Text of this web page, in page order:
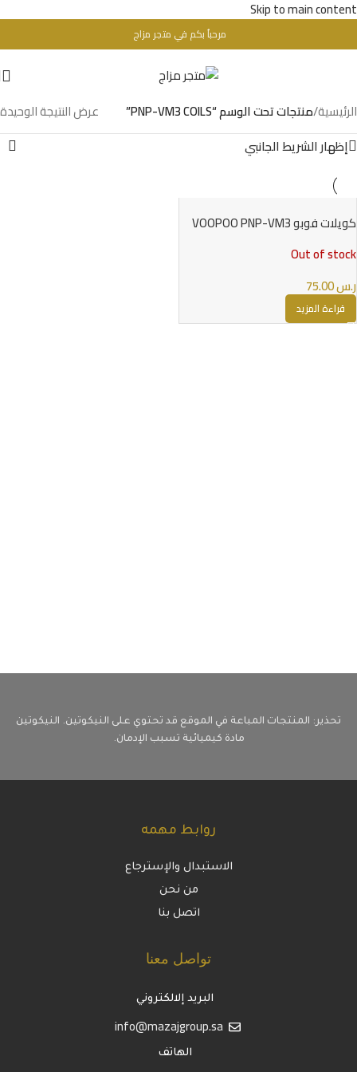
Skip to main content
تحذير : للبالغين فقط + 18 عام - WARINIG : Not For Sale For Minors
مرحباُ بكم في متجر مزاج
الرئيسية/منتجات تحت الوسم “PNP-VM3 COILS”
عرض النتيجة الوحيدة
إظهار الشريط الجانبي
كويلات فوبو VOOPOO PNP-VM3
Out of stock
ر.س
قراءة المزيد
تحذير: المنتجات المباعة في الموقع قد تحتوي على النيكوتين. النيكوتين
مادة كيميائية تسبب الإدمان.
روابط مهمه
الاستبدال والإسترجاع
من نحن
اتصل بنا
تواصل معنا
البريد إلالكتروني
info@mazajgroup.sa
الهاتف